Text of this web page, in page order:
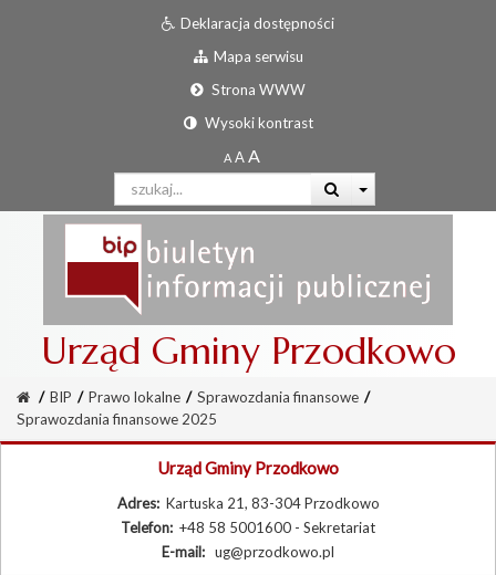
Deklaracja dostępności
Mapa serwisu
Strona WWW
Wysoki kontrast
Urząd Gminy Przodkowo
/ BIP / Prawo lokalne / Sprawozdania finansowe /
Sprawozdania finansowe 2025
Urząd Gminy Przodkowo
Adres: Kartuska 21, 83-304 Przodkowo
Telefon: +48 58 5001600 - Sekretariat
E-mail: ug@przodkowo.pl